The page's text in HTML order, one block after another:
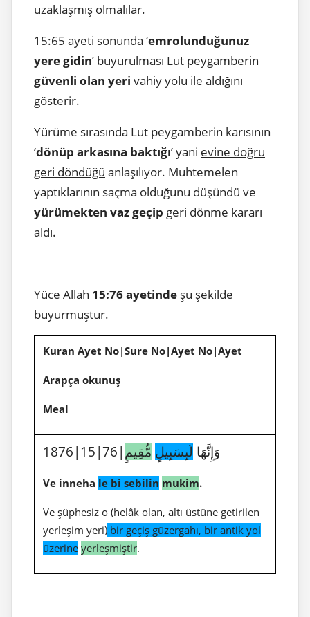
uzaklaşmış olmalılar.
15:65 ayeti sonunda ‘emrolunduğunuz
yere gidin’ buyurulması Lut peygamberin
güvenli olan yeri vahiy yolu ile aldığını
gösterir.
Yürüme sırasında Lut peygamberin karısının
‘dönüp arkasına baktığı’ yani evine doğru
geri döndüğü anlaşılıyor. Muhtemelen
yaptıklarının saçma olduğunu düşündü ve
yürümekten vaz geçip geri dönme kararı
aldı.
Yüce Allah 15:76 ayetinde şu şekilde
buyurmuştur.
Kuran Ayet No|Sure No|Ayet No|Ayet
Arapça okunuş
Meal
1876|15|76|وَإِنَّهَا لَبِسَبِيلٍ مُّقِيمٍ
Ve inneha le bi sebilin mukim.
Ve şüphesiz o (helâk olan, altı üstüne getirilen
yerleşim yeri) bir geçiş güzergahı, bir antik yol
üzerine yerleşmiştir.